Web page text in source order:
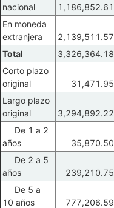
nacional
1,186,852.61
En moneda
extranjera
2,139,511.57
Total
3,326,364.18
Corto plazo
original
31,471.95
Largo plazo
original
3,294,892.22
De 1 a 2
años
35,870.50
De 2 a 5
años
239,210.75
De 5 a
10 años
777,206.59